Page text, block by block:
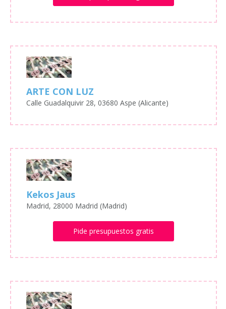
ARTE CON LUZ
Calle Guadalquivir 28, 03680 Aspe (Alicante)
Kekos Jaus
Madrid, 28000 Madrid (Madrid)
Pide presupuestos gratis